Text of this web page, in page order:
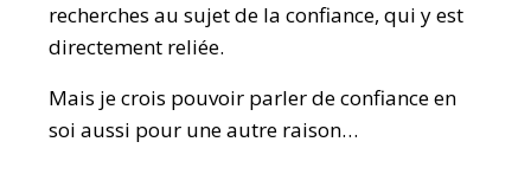
recherches au sujet de la confiance, qui y est
directement reliée.
Mais je crois pouvoir parler de confiance en
soi aussi pour une autre raison…